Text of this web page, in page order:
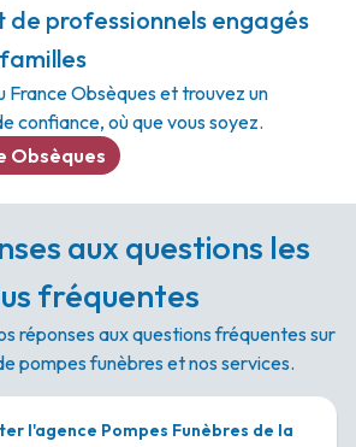
de professionnels engagés
France Obsèques et trouvez un
confiance, où que vous soyez.
Obsèques
aux questions les
fréquentes
réponses aux questions fréquentes sur
pompes funèbres et nos services.
l'agence Pompes Funèbres de la